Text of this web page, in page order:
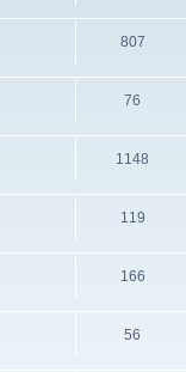
807
76
1148
119
166
56